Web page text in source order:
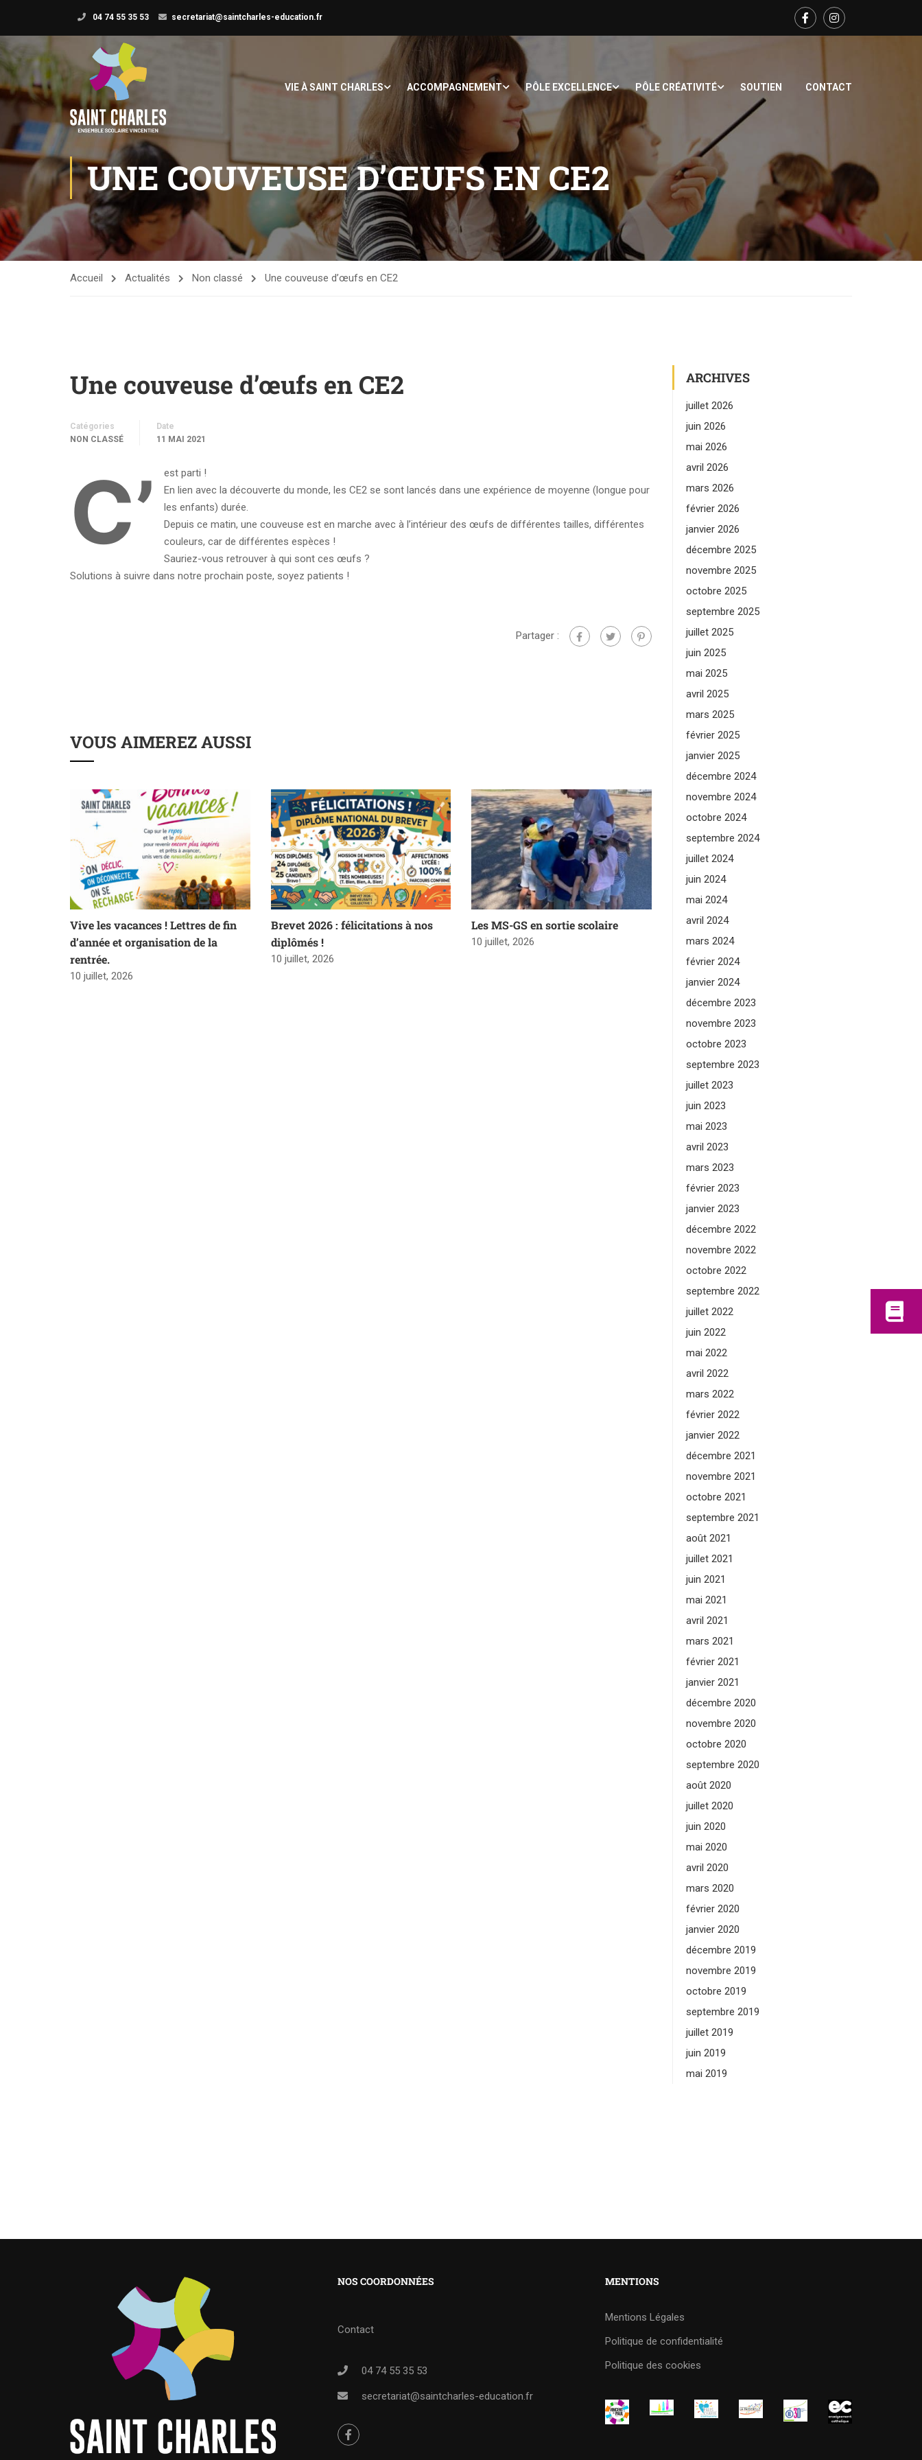
04 74 55 35 53 secretariat@saintcharles-education.fr
VIE À SAINT CHARLES ACCOMPAGNEMENT PÔLE EXCELLENCE PÔLE CRÉATIVITÉ SOUTIEN CONTACT
UNE COUVEUSE D’ŒUFS EN CE2
Accueil Actualités Non classé Une couveuse d’œufs en CE2
Une couveuse d’œufs en CE2
Catégories
NON CLASSÉ
Date
11 MAI 2021
C’
est parti !
En lien avec la découverte du monde, les CE2 se sont lancés dans une expérience de moyenne (longue pour
les enfants) durée.
Depuis ce matin, une couveuse est en marche avec à l’intérieur des œufs de différentes tailles, différentes
couleurs, car de différentes espèces !
Sauriez-vous retrouver à qui sont ces œufs ?
Solutions à suivre dans notre prochain poste, soyez patients !
Partager :
VOUS AIMEREZ AUSSI
Vive les vacances ! Lettres de fin
d’année et organisation de la
rentrée.
10 juillet, 2026
Brevet 2026 : félicitations à nos
diplômés !
10 juillet, 2026
Les MS-GS en sortie scolaire
10 juillet, 2026
ARCHIVES
juillet 2026
juin 2026
mai 2026
avril 2026
mars 2026
février 2026
janvier 2026
décembre 2025
novembre 2025
octobre 2025
septembre 2025
juillet 2025
juin 2025
mai 2025
avril 2025
mars 2025
février 2025
janvier 2025
décembre 2024
novembre 2024
octobre 2024
septembre 2024
juillet 2024
juin 2024
mai 2024
avril 2024
mars 2024
février 2024
janvier 2024
décembre 2023
novembre 2023
octobre 2023
septembre 2023
juillet 2023
juin 2023
mai 2023
avril 2023
mars 2023
février 2023
janvier 2023
décembre 2022
novembre 2022
octobre 2022
septembre 2022
juillet 2022
juin 2022
mai 2022
avril 2022
mars 2022
février 2022
janvier 2022
décembre 2021
novembre 2021
octobre 2021
septembre 2021
août 2021
juillet 2021
juin 2021
mai 2021
avril 2021
mars 2021
février 2021
janvier 2021
décembre 2020
novembre 2020
octobre 2020
septembre 2020
août 2020
juillet 2020
juin 2020
mai 2020
avril 2020
mars 2020
février 2020
janvier 2020
décembre 2019
novembre 2019
octobre 2019
septembre 2019
juillet 2019
juin 2019
mai 2019
NOS COORDONNÉES
Contact
04 74 55 35 53
secretariat@saintcharles-education.fr
MENTIONS
Mentions Légales
Politique de confidentialité
Politique des cookies